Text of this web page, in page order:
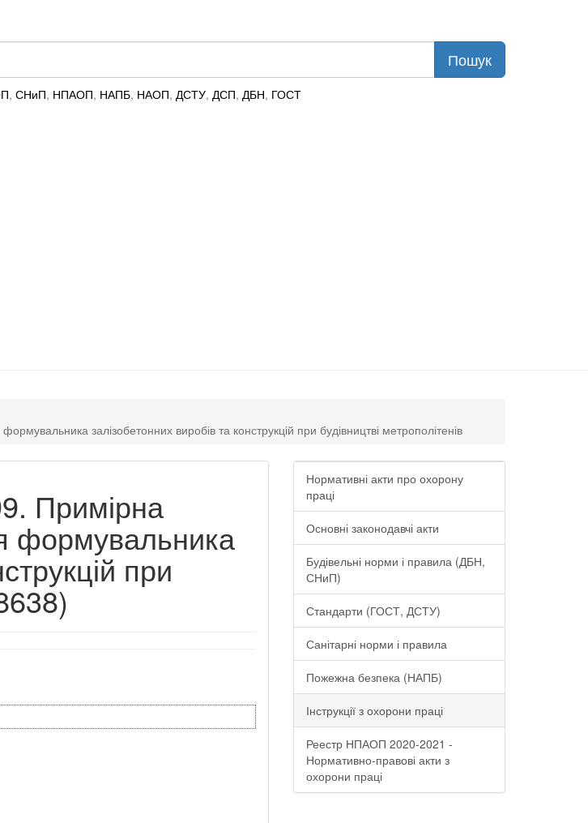
, СНиП, НПАОП, НАПБ, НАОП, ДСТУ, ДСП, ДБН, ГОСТ
залізобетонних виробів та конструкцій при будівництві метрополітенів
Примірна
формувальника
при
Нормативні акти про охорону
праці
Основні законодавчі акти
Будівельні норми і правила (ДБН,
СНиП)
Стандарти (ГОСТ, ДСТУ)
Санітарні норми і правила
Пожежна безпека (НАПБ)
Інструкції з охорони праці
Реестр НПАОП 2020-2021 -
Нормативно-правові акти з
охорони праці